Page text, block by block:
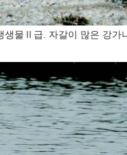
생물Ⅱ급. 자갈이 많은 강가